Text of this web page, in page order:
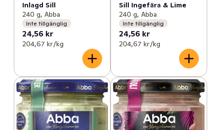
Inlagd Sill
240 g, Abba
Inte tillgänglig
24,56 kr
204,67 kr /kg
Sill Ingefära & Lime
240 g, Abba
Inte tillgänglig
24,56 kr
204,67 kr /kg